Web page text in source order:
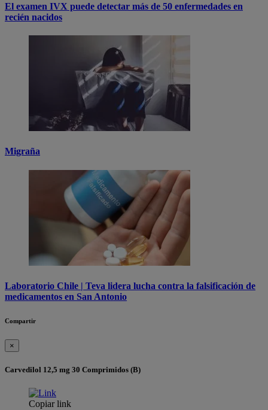
El examen IVX puede detectar más de 50 enfermedades en
recién nacidos
Migraña
Laboratorio Chile | Teva lidera lucha contra la falsificación de
medicamentos en San Antonio
Compartir
×
Carvedilol 12,5 mg 30 Comprimidos (B)
Copiar link